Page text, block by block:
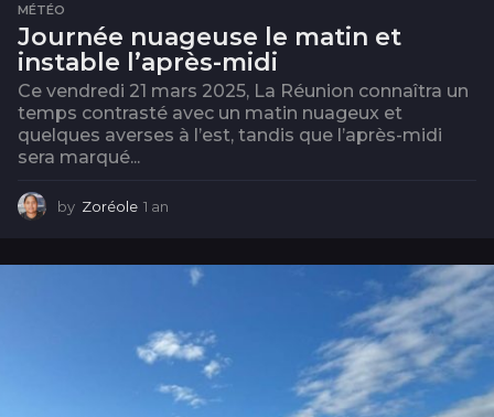
MÉTÉO
Journée nuageuse le matin et
instable l’après-midi
Ce vendredi 21 mars 2025, La Réunion connaîtra un
temps contrasté avec un matin nuageux et
quelques averses à l’est, tandis que l’après-midi
sera marqué...
by Zoréole 1 an